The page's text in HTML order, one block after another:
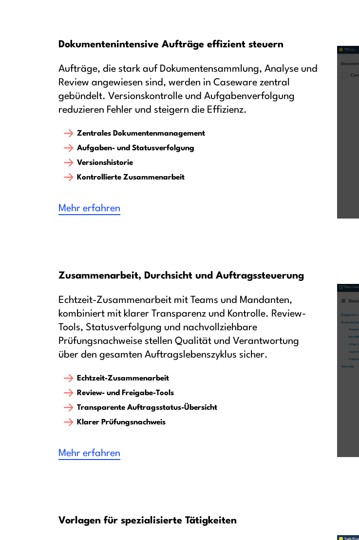
Dokumentenintensive Aufträge effizient steuern
Aufträge, die stark auf Dokumentensammlung, Analyse und
Review angewiesen sind, werden in Caseware zentral
gebündelt. Versionskontrolle und Aufgabenverfolgung
reduzieren Fehler und steigern die Effizienz.
Zentrales Dokumentenmanagement
Aufgaben- und Statusverfolgung
Versionshistorie
Kontrollierte Zusammenarbeit
Mehr erfahren
Zusammenarbeit, Durchsicht und Auftragssteuerung
Echtzeit-Zusammenarbeit mit Teams und Mandanten,
kombiniert mit klarer Transparenz und Kontrolle. Review-
Tools, Statusverfolgung und nachvollziehbare
Prüfungsnachweise stellen Qualität und Verantwortung
über den gesamten Auftragslebenszyklus sicher.
Echtzeit-Zusammenarbeit
Review- und Freigabe-Tools
Transparente Auftragsstatus-Übersicht
Klarer Prüfungsnachweis
Mehr erfahren
Vorlagen für spezialisierte Tätigkeiten